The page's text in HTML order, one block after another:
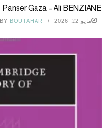
Panser Gaza – Ali BENZIANE
مايو 22, 2026 BY BOUTAHAR